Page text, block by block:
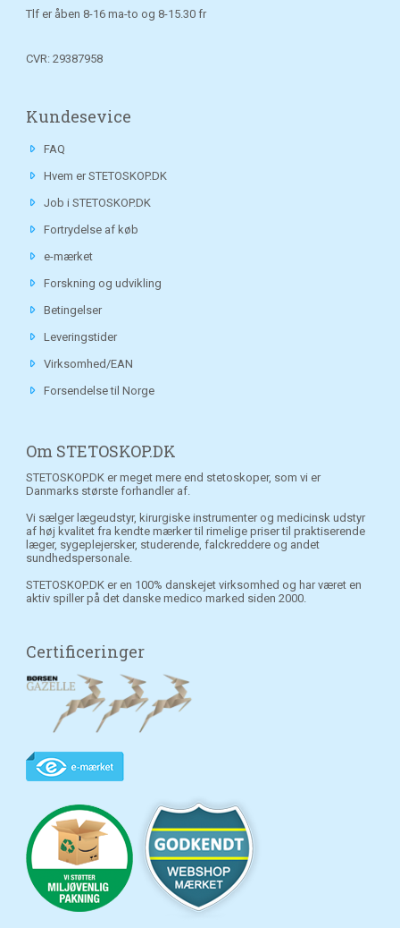
Tlf er åben 8-16 ma-to og 8-15.30 fr
CVR: 29387958
Kundesevice
FAQ
Hvem er STETOSKOP.DK
Job i STETOSKOP.DK
Fortrydelse af køb
e-mærket
Forskning og udvikling
Betingelser
Leveringstider
Virksomhed/EAN
Forsendelse til Norge
Om STETOSKOP.DK
STETOSKOP.DK er meget mere end stetoskoper, som vi er
Danmarks største forhandler af.
Vi sælger lægeudstyr, kirurgiske instrumenter og medicinsk udstyr
af høj kvalitet fra kendte mærker til rimelige priser til praktiserende
læger, sygeplejersker, studerende, falckreddere og andet
sundhedspersonale.
STETOSKOP.DK er en 100% danskejet virksomhed og har været en
aktiv spiller på det danske medico marked siden 2000.
Certificeringer